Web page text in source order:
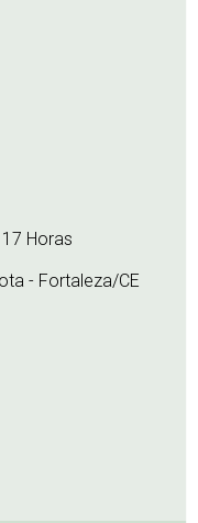
Horas
- Fortaleza/CE